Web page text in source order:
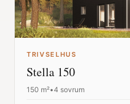
TRIVSELHUS
Stella 150
150 m²•4 sovrum